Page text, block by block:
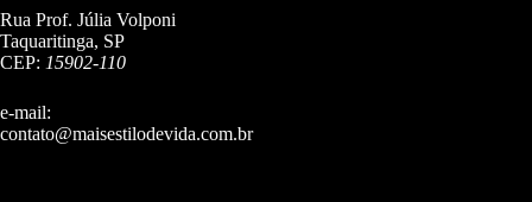
Rua Prof. Júlia Volponi
Taquaritinga, SP
CEP: 15902-110
e-mail:
contato@maisestilodevida.com.br